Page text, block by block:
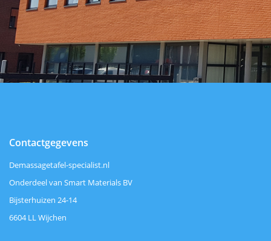
Contactgegevens
Demassagetafel-specialist.nl
Onderdeel van Smart Materials BV
Bijsterhuizen 24-14
6604 LL Wijchen